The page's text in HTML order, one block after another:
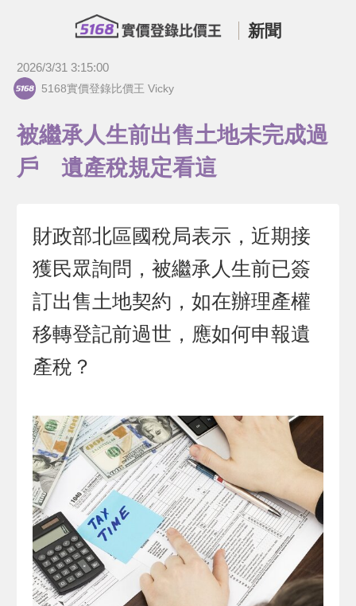
新聞
2026/3/31 3:15:00
5168實價登錄比價王 Vicky
被繼承人生前出售土地未完成過
戶 遺產稅規定看這
財政部北區國稅局表示，近期接
獲民眾詢問，被繼承人生前已簽
訂出售土地契約，如在辦理產權
移轉登記前過世，應如何申報遺
產稅？